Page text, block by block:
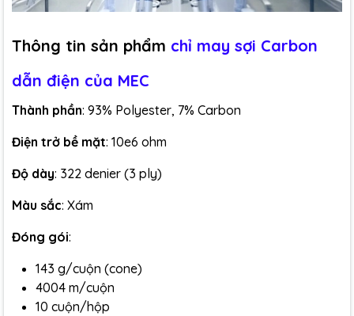
Thông tin sản phẩm chỉ may sợi Carbon
dẫn điện của MEC
Thành phần: 93% Polyester, 7% Carbon
Điện trở bề mặt: 10e6 ohm
Độ dày: 322 denier (3 ply)
Màu sắc: Xám
Đóng gói:
143 g/cuộn (cone)
4004 m/cuộn
10 cuộn/hộp